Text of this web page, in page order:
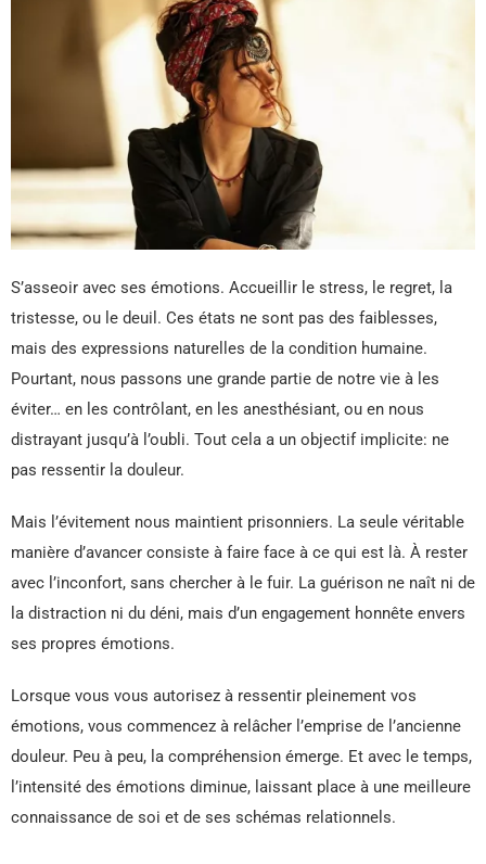
S’asseoir avec ses émotions. Accueillir le stress, le regret, la
tristesse, ou le deuil. Ces états ne sont pas des faiblesses,
mais des expressions naturelles de la condition humaine.
Pourtant, nous passons une grande partie de notre vie à les
éviter… en les contrôlant, en les anesthésiant, ou en nous
distrayant jusqu’à l’oubli. Tout cela a un objectif implicite: ne
pas ressentir la douleur.
Mais l’évitement nous maintient prisonniers. La seule véritable
manière d’avancer consiste à faire face à ce qui est là. À rester
avec l’inconfort, sans chercher à le fuir. La guérison ne naît ni de
la distraction ni du déni, mais d’un engagement honnête envers
ses propres émotions.
Lorsque vous vous autorisez à ressentir pleinement vos
émotions, vous commencez à relâcher l’emprise de l’ancienne
douleur. Peu à peu, la compréhension émerge. Et avec le temps,
l’intensité des émotions diminue, laissant place à une meilleure
connaissance de soi et de ses schémas relationnels.